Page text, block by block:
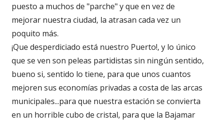
puesto a muchos de "parche" y que en vez de
mejorar nuestra ciudad, la atrasan cada vez un
poquito más.
¡Que desperdiciado está nuestro Puerto!, y lo único
que se ven son peleas partidistas sin ningún sentido,
bueno si, sentido lo tiene, para que unos cuantos
mejoren sus economías privadas a costa de las arcas
municipales...para que nuestra estación se convierta
en un horrible cubo de cristal, para que la Bajamar